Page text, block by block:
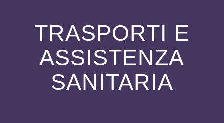
TRASPORTI E
ASSISTENZA
SANITARIA